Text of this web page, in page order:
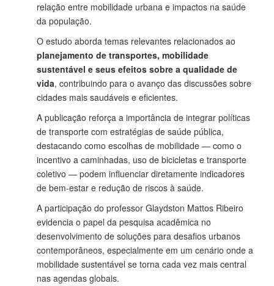
relação entre mobilidade urbana e impactos na saúde
da população.
O estudo aborda temas relevantes relacionados ao
planejamento de transportes, mobilidade
sustentável e seus efeitos sobre a qualidade de
vida, contribuindo para o avanço das discussões sobre
cidades mais saudáveis e eficientes.
A publicação reforça a importância de integrar políticas
de transporte com estratégias de saúde pública,
destacando como escolhas de mobilidade — como o
incentivo a caminhadas, uso de bicicletas e transporte
coletivo — podem influenciar diretamente indicadores
de bem-estar e redução de riscos à saúde.
A participação do professor Glaydston Mattos Ribeiro
evidencia o papel da pesquisa acadêmica no
desenvolvimento de soluções para desafios urbanos
contemporâneos, especialmente em um cenário onde a
mobilidade sustentável se torna cada vez mais central
nas agendas globais.